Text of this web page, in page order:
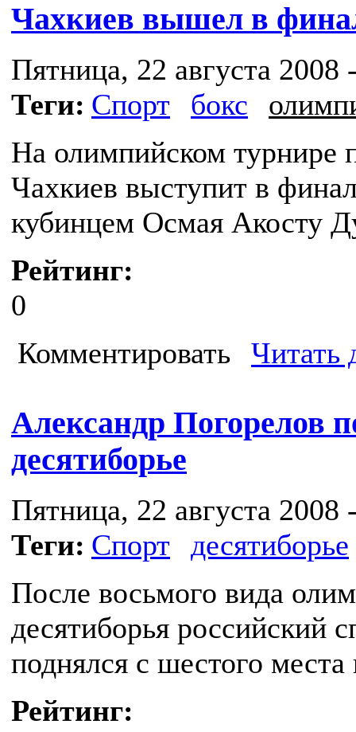
Чахкиев вышел в
Пятница, 22 августа 2008
Теги: Спорт бокс
На олимпийском турнире
Чахкиев выступит в
кубинцем Осмая Акосту
Рейтинг:
0
Комментировать
Читать
Александр Погорелов
десятиборье
Пятница, 22 августа 2008
Теги: Спорт
десятиборье
После восьмого вида
десятиборья российский
поднялся с шестого места
Рейтинг: